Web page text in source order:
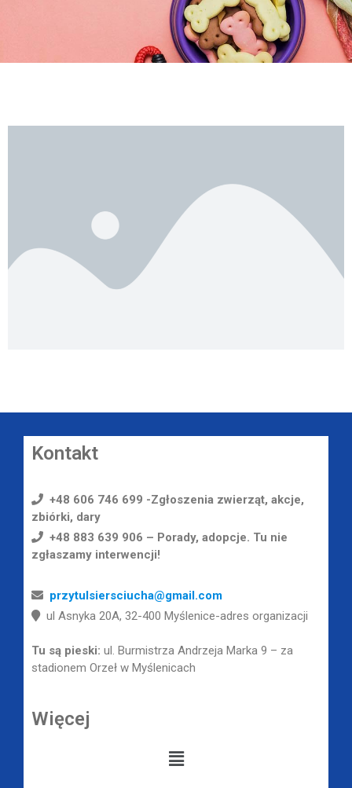
Kontakt
+48 606 746 699 -Zgłoszenia zwierząt, akcje,
zbiórki, dary
+48 883 639 906 – Porady, adopcje. Tu nie
zgłaszamy interwencji!
przytulsiersciucha@gmail.com
ul Asnyka 20A, 32-400 Myślenice-adres organizacji
Tu są pieski: ul. Burmistrza Andrzeja Marka 9 – za
stadionem Orzeł w Myślenicach
Więcej